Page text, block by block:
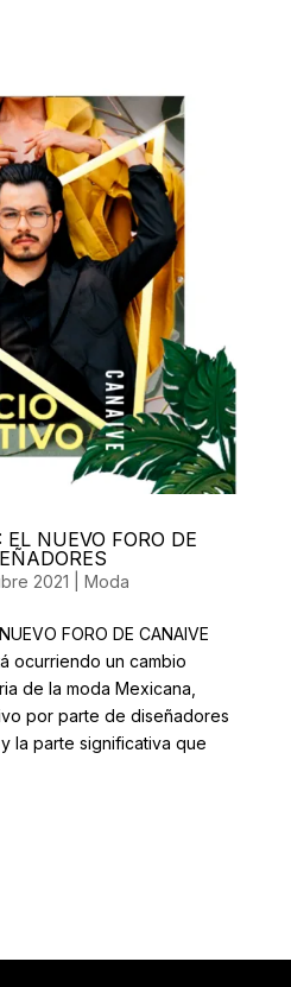
EL NUEVO FORO DE
2021 Moda
FORO DE CANAIVE
ocurriendo un cambio
de la moda Mexicana,
por parte de diseñadores
la parte significativa que